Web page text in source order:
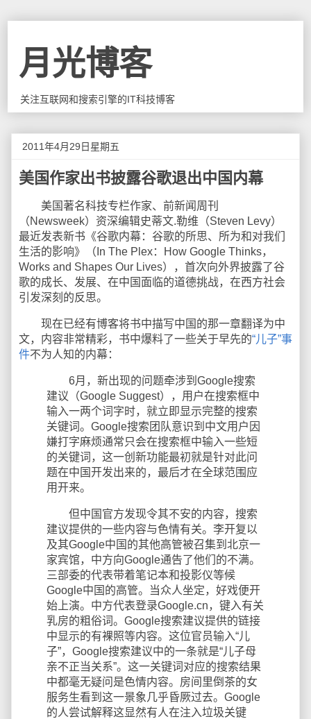
月光博客
关注互联网和搜索引擎的IT科技博客
2011年4月29日星期五
美国作家出书披露谷歌退出中国内幕
美国著名科技专栏作家、前新闻周刊
（Newsweek）资深编辑史蒂文.勒维（Steven Levy）
最近发表新书《谷歌内幕：谷歌的所思、所为和对我们
生活的影响》（In The Plex：How Google Thinks，
Works and Shapes Our Lives），首次向外界披露了谷
歌的成长、发展、在中国面临的道德挑战，在西方社会
引发深刻的反思。
现在已经有博客将书中描写中国的那一章翻译为中
文，内容非常精彩，书中爆料了一些关于早先的“儿子”事
件不为人知的内幕：
6月，新出现的问题牵涉到Google搜索
建议（Google Suggest），用户在搜索框中
输入一两个词字时，就立即显示完整的搜索
关键词。Google搜索团队意识到中文用户因
嫌打字麻烦通常只会在搜索框中输入一些短
的关键词，这一创新功能最初就是针对此问
题在中国开发出来的，最后才在全球范围应
用开来。
但中国官方发现令其不安的内容，搜索
建议提供的一些内容与色情有关。李开复以
及其Google中国的其他高管被召集到北京一
家宾馆，中方向Google通告了他们的不满。
三部委的代表带着笔记本和投影仪等候
Google中国的高管。当众人坐定，好戏便开
始上演。中方代表登录Google.cn，键入有关
乳房的粗俗词。Google搜索建议提供的链接
中显示的有裸照等内容。这位官员输入“儿
子”，Google搜索建议中的一条就是“儿子母
亲不正当关系”。这一关键词对应的搜索结果
中都毫无疑问是色情内容。房间里倒茶的女
服务生看到这一景象几乎昏厥过去。Google
的人尝试解释这显然有人在注入垃圾关键